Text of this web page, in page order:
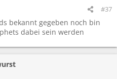
#37
bekannt gegeben noch bin
dabei sein werden